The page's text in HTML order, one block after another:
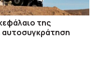
της
αυτοσυγκράτηση